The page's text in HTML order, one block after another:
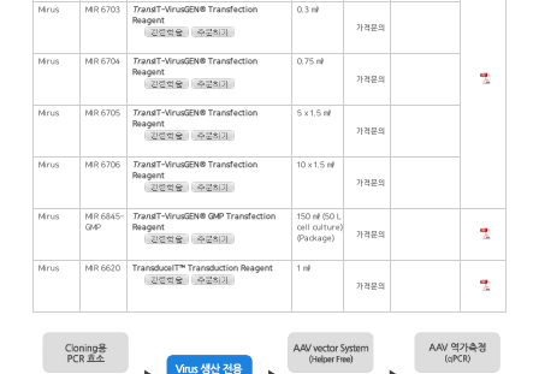
Mirus MIR 6703 Trans IT-VirusGEN® Transfection
Reagent
0.3 ㎖
가격문의
Mirus MIR 6704 Trans IT-VirusGEN® Transfection
Reagent
0.75 ㎖
가격문의
Mirus MIR 6705 Trans IT-VirusGEN® Transfection
Reagent
5 x 1.5 ㎖
가격문의
Mirus MIR 6706 Trans IT-VirusGEN® Transfection
Reagent
10 x 1.5 ㎖
가격문의
Mirus
MIR 6845-
GMP
Trans IT-VirusGEN® GMP Transfection
Reagent
150 ㎖ (50 L
cell culture)
(Package)
가격문의
Mirus MIR 6620 TransduceIT™ Transduction Reagent 1 ㎖
가격문의